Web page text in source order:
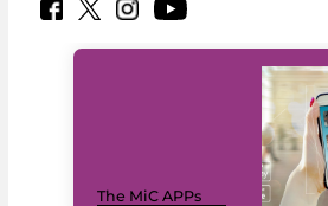
The MiC APPs